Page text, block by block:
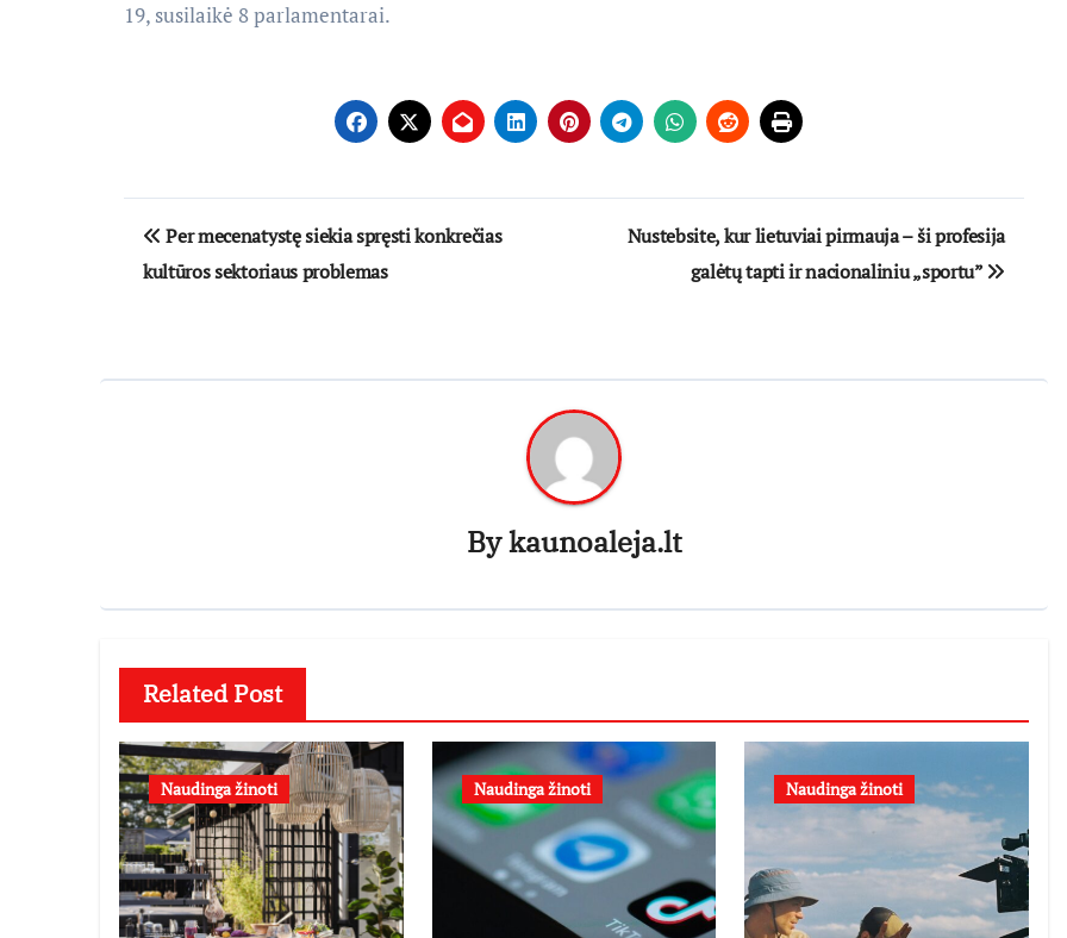
19, susilaikė 8 parlamentarai.
Navigacija
tarp
Per mecenatystę siekia spręsti konkrečias
kultūros sektoriaus problemas
Nustebsite, kur lietuviai pirmauja – ši profesija
galėtų tapti ir nacionaliniu „sportu”
Bykaunoaleja.lt
Related Post
Naudinga žinoti Naudinga žinoti Naudinga žinoti